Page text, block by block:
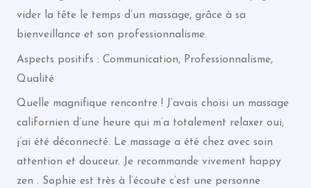
vider la tête le temps d’un massage, grâce à sa
bienveillance et son professionnalisme.
Aspects positifs : Communication, Professionnalisme,
Qualité
Quelle magnifique rencontre ! J’avais choisi un massage
californien d’une heure qui m’a totalement relaxer oui,
j’ai été déconnecté. Le massage a été chez avec soin
attention et douceur. Je recommande vivement happy
zen . Sophie est très à l’écoute c’est une personne